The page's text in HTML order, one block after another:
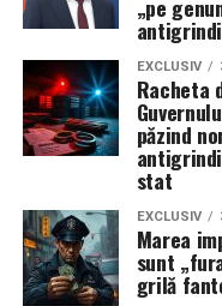
deratizeze cu
valabilă rămâne cea
aproape, Sezonul
și mai mulți scheleți
prahovene! (Cristina
„pe
EXCLUSIV
Racheta
păzind
stat
EXCLUSIV
Marea
sunt
grilă